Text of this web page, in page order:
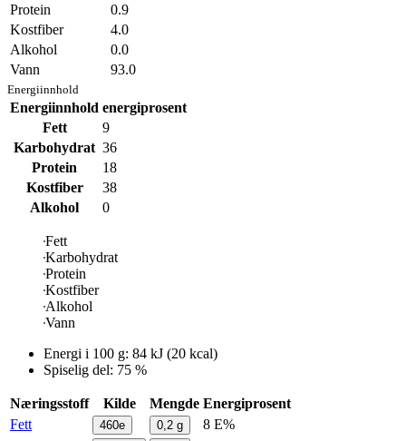
Protein
0.9
Kostfiber
4.0
Alkohol
0.0
Vann
93.0
Energiinnhold
Energiinnhold energiprosent
Fett
9
Karbohydrat 36
Protein
18
Kostfiber
38
Alkohol
0
Fett
Karbohydrat
Protein
Kostfiber
Alkohol
Vann
Energi i 100 g: 84 kJ (20 kcal)
Spiselig del: 75 %
Næringsstoff Kilde Mengde Energiprosent
Fett
460e 0,2 g
8 E%